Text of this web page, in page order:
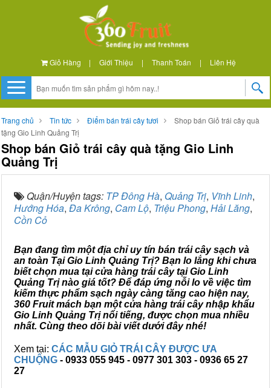
Giỏ Hàng | Giới Thiệu | Thanh Toán | Liên Hệ
Trang chủ Tin tức Điểm bán trái cây tươi
Shop bán Giỏ trái cây quà
tặng Gio Linh Quảng Trị
Shop bán Giỏ trái cây quà tặng Gio Linh
Quảng Trị
Quận/Huyện tags: TP Đông Hà, Quảng Trị, Vĩnh Linh,
Hướng Hóa, Đa Krông, Cam Lộ, Triệu Phong, Hải Lăng,
Cồn Cỏ
Bạn đang tìm một địa chỉ uy tín bán trái cây sạch và
an toàn Tại Gio Linh Quảng Trị? Bạn lo lắng khi chưa
biết chọn mua tại cửa hàng trái cây tại Gio Linh
Quảng Trị nào giá tốt? Để đáp ứng nỗi lo về việc tìm
kiếm thực phẩm sạch ngày càng tăng cao hiện nay,
360 Fruit mách bạn một cửa hàng trái cây nhập khẩu
Gio Linh Quảng Trị nổi tiếng, được chọn mua nhiều
nhất. Cùng theo dõi bài viết dưới đây nhé!
Xem tại: CÁC MẪU GIỎ TRÁI CÂY ĐƯỢC ƯA
CHUỘNG - 0933 055 945 - 0977 301 303 - 0936 65 27
27